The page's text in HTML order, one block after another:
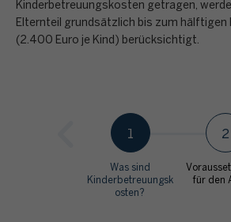
Kinderbetreuungskosten getragen,
Elternteil grundsätzlich bis zum
(2.400 Euro je Kind) berücksichtigt.
1
Was sind
Kinderbetreuungsk
osten?
2
für den